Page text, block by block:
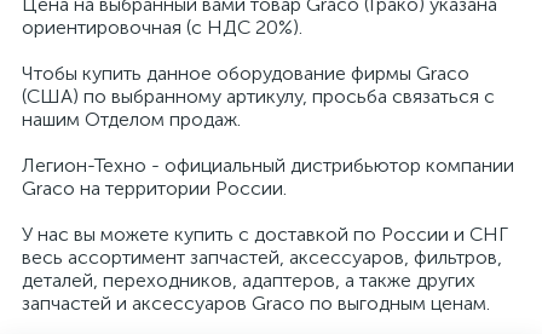
ориентировочная (с НДС 20%).
Чтобы купить данное оборудование фирмы Graco
(США) по выбранному артикулу, просьба связаться с
нашим Отделом продаж.
Легион-Техно - официальный дистрибьютор компании
Graco на территории России.
У нас вы можете купить с доставкой по России и СНГ
весь ассортимент запчастей, аксессуаров, фильтров,
деталей, переходников, адаптеров, а также других
запчастей и аксессуаров Graco по выгодным ценам.